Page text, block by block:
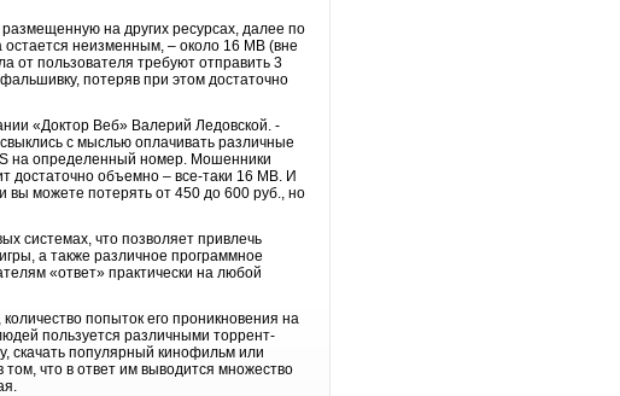
на других ресурсах, далее по
неизменным, – около 16 MB (вне
от пользователя требуют отправить 3
потеряв при этом достаточно
«Доктор Веб» Валерий Ледовской. -
с мыслью оплачивать различные
на определенный номер. Мошенники
достаточно объемно – все-таки 16 MB. И
вы можете потерять от 450 до 600 руб., но
системах, что позволяет привлечь
а также различное программное
«ответ» практически на любой
попыток его проникновения на
пользуется различными торрент-
скачать популярный кинофильм или
что в ответ им выводится множество